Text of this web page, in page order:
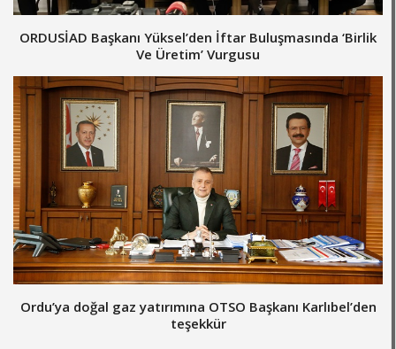
ORDUSİAD Başkanı Yüksel’den İftar Buluşmasında ‘Birlik
Ve Üretim’ Vurgusu
Ordu’ya doğal gaz yatırımına OTSO Başkanı Karlıbel’den
teşekkür